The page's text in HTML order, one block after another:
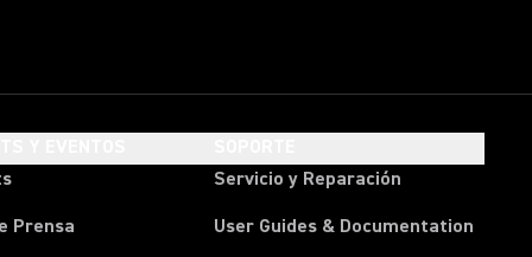
Prensa
Servicio y Reparación
User Guides & Documentation